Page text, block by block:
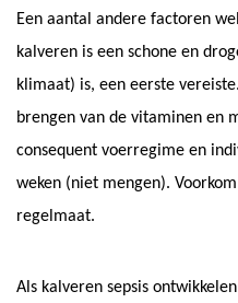
Een aantal andere factoren
kalveren is een schone en
klimaat) is, een eerste
brengen van de vitaminen en
consequent voerregime en
weken (niet mengen).
regelmaat.
Als kalveren sepsis